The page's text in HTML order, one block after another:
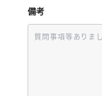
備考